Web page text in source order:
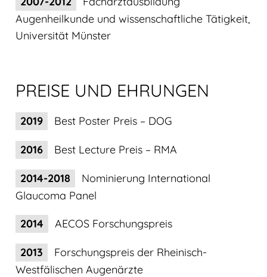
Augenheilkunde und wissenschaftliche Tätigkeit,
Universität Münster
PREISE UND EHRUNGEN
2019 Best Poster Preis – DOG
2016 Best Lecture Preis – RMA
2014-2018
Nominierung International
Glaucoma Panel
2014 AECOS Forschungspreis
2013
Forschungspreis der Rheinisch-
Westfälischen Augenärzte